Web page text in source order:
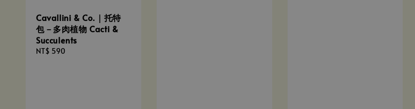
Cavallini & Co.｜托特
包－多肉植物 Cacti &
Succulents
Regular
NT$ 590